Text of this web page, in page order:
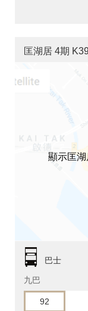
匡湖居 4期
顯示匡
巴士
九巴
92